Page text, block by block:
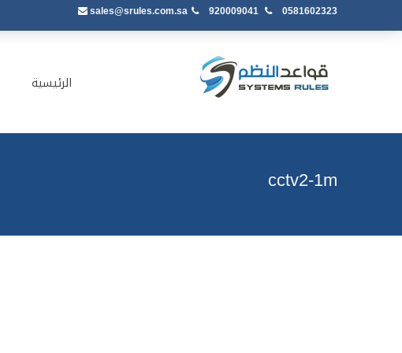
sales@srules.com.sa 920009041 0581602323
الرئيسية
cctv2-1m